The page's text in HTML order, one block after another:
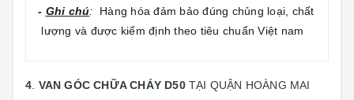
- Ghi chú: Hàng hóa đảm bảo đúng chủng loại, chất
lượng và được kiểm định theo tiêu chuẩn Việt nam
4 VAN GÓC CHỮA CHÁY D50TẠI QUẬN HOÀNG MAI